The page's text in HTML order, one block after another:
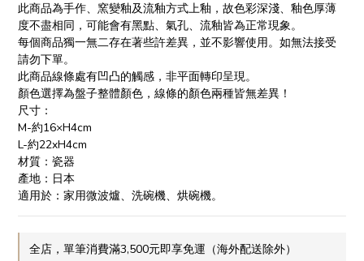
此商品為手作、窯變釉及流釉方式上釉，故色彩深淺、釉色厚薄
度不盡相同，可能會有黑點、氣孔、流釉皆為正常現象。
每個商品獨一無二存在著些許差異，並不影響使用。如無法接受
請勿下單。
此商品線條處有凹凸的觸感，非平面轉印呈現。
顏色選擇為盤子整體顏色，線條的顏色兩種皆無差異！
尺寸：
M-約16×H4cm
L-約22xH4cm
材質：瓷器
產地：日本
適用於：家用微波爐、洗碗機、烘碗機。
全店，單筆消費滿3,500元即享免運（海外配送除外）